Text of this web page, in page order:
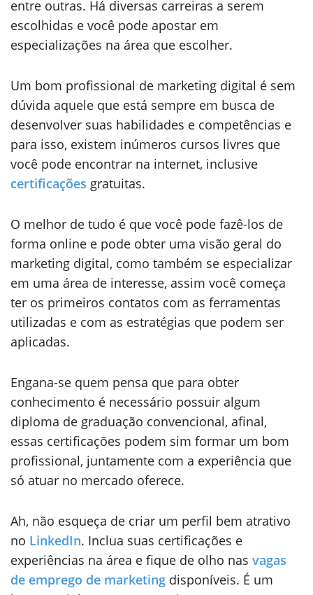
entre outras. Há diversas carreiras a serem
escolhidas e você pode apostar em
especializações na área que escolher.
Um bom profissional de marketing digital é sem
dúvida aquele que está sempre em busca de
desenvolver suas habilidades e competências e
para isso, existem inúmeros cursos livres que
você pode encontrar na internet, inclusive
certificações gratuitas.
O melhor de tudo é que você pode fazê-los de
forma online e pode obter uma visão geral do
marketing digital, como também se especializar
em uma área de interesse, assim você começa
ter os primeiros contatos com as ferramentas
utilizadas e com as estratégias que podem ser
aplicadas.
Engana-se quem pensa que para obter
conhecimento é necessário possuir algum
diploma de graduação convencional, afinal,
essas certificações podem sim formar um bom
profissional, juntamente com a experiência que
só atuar no mercado oferece.
Ah, não esqueça de criar um perfil bem atrativo
no LinkedIn. Inclua suas certificações e
experiências na área e fique de olho nas vagas
de emprego de marketing disponíveis. É um